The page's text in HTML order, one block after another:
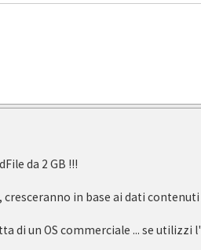
da 2 GB !!!
in base ai dati
di un OS commerciale ... se